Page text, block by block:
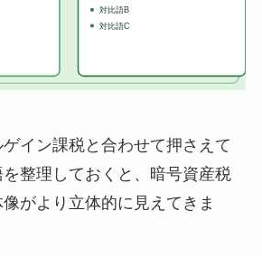
イン課税と合わせて押さえて
整理しておくと、暗号資産税
がより立体的に見えてきま